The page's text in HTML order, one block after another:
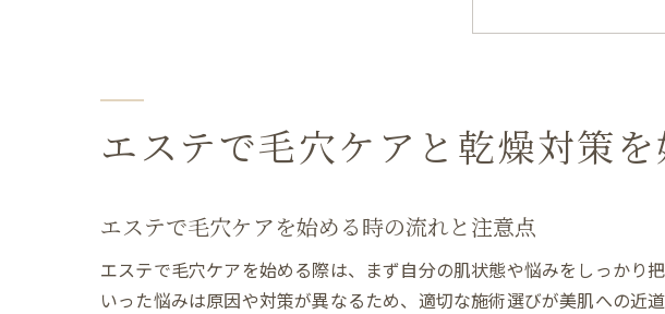
ホームケ
理想的な
エステ頻
エステと
エステで毛穴ケアと乾燥対策
エステで毛穴ケアを始める時の流れと注意点
エステで毛穴ケアを始める際は、まず自分の肌状態や悩みをしっかり
いった悩みは原因や対策が異なるため、適切な施術選びが美肌への近